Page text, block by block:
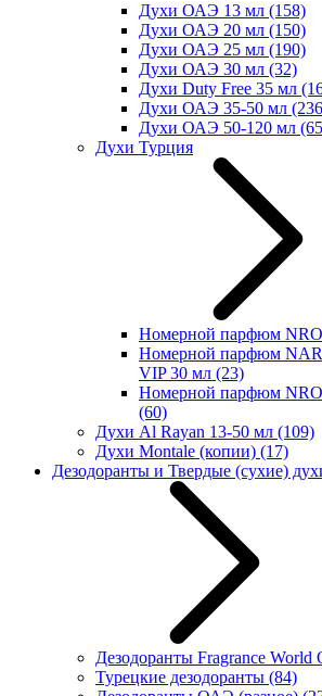
Духи ОАЭ 13 мл (158)
Духи ОАЭ 20 мл (150)
Духи ОАЭ 25 мл (190)
Духи ОАЭ 30 мл (32)
Духи Duty Free 35 мл
Духи ОАЭ 35-50 мл
Духи ОАЭ 50-120 мл
Духи Турция
Номерной парфюм
Номерной парфюм
VIP 30 мл (23)
Номерной парфюм
(60)
Духи Al Rayan 13-50 мл (109)
Духи Montale (копии) (17)
Дезодоранты и Твердые (сухие)
Дезодоранты Fragrance
Турецкие дезодоранты (84)